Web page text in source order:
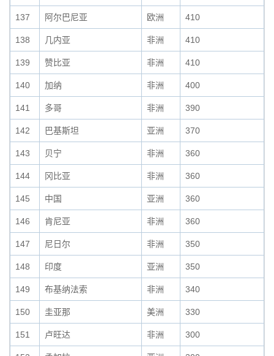
137 阿尔巴尼亚 欧洲 410
138 几内亚 非洲 410
139 赞比亚 非洲 410
140 加纳 非洲 400
141 多哥 非洲 390
142 巴基斯坦 亚洲 370
143 贝宁 非洲 360
144 冈比亚 非洲 360
145 中国 亚洲 360
146 肯尼亚 非洲 360
147 尼日尔 非洲 350
148 印度 亚洲 350
149 布基纳法索 非洲 340
150 圭亚那 美洲 330
151 卢旺达 非洲 300